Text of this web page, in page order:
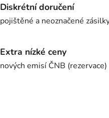
Diskrétní doručení
pojištěné a neoznačené
Extra nízké ceny
nových emisí ČNB (rezervace)